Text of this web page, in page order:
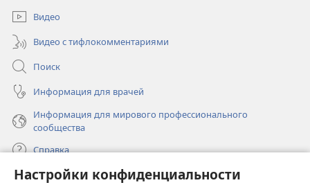
Настройки конфиденциальности
окне)Видео
Видео с тифлокомментариями
Поиск
Информация для врачей
Информация для мирового профессионального
сообщества
Справка
Пожертвования